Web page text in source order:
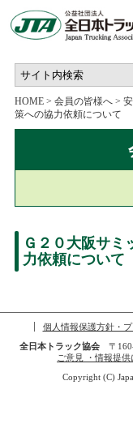
HOME> 会員の皆様へ>
策への協力依頼について
Ｇ２０大阪サミ
力依頼について
個人情報保護方針・
全日本トラック協会〒160-
ご意見 ・情報提
Copyright (C)